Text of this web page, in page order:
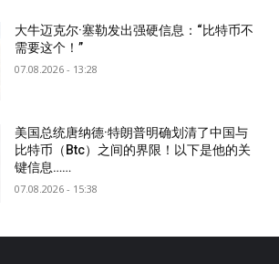
大牛迈克尔·塞勒发出强硬信息：“比特币不
需要这个！”
07.08.2026 - 13:28
美国总统唐纳德·特朗普明确划清了中国与
比特币（Btc）之间的界限！以下是他的关
键信息……
07.08.2026 - 15:38